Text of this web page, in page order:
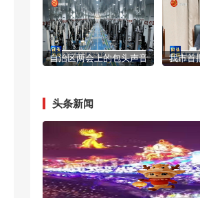
自治区两会上的包头声音
头条新闻